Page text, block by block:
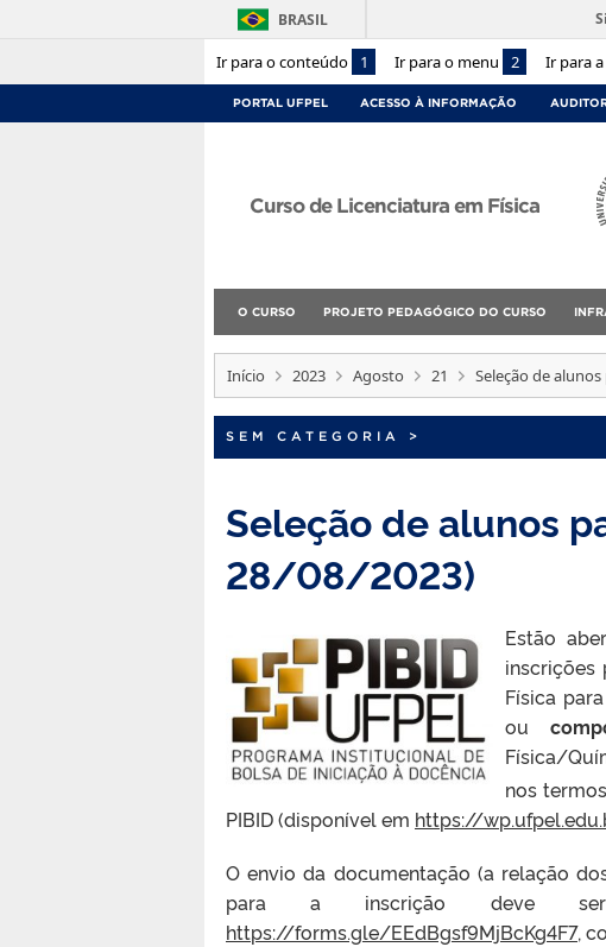
Ir para o conteúdo 1 Ir para o menu 2 Ir para
BRASIL
PORTAL UFPEL ACESSO À INFORMAÇÃO
Curso de Licenciatura em Física
O CURSO PROJETO PEDAGÓGICO DO CURSO
Início 2023 Agosto 21 Seleção de
SEM CATEGORIA >
Seleção de alunos
28/08/2023)
Estão
inscrições
Física
ou
Física/
nos
PIBID (disponível em https://
O envio da documentação (a relação
para a inscrição deve
https://forms.gle/EEdBgsf9MjBcKg4F7,